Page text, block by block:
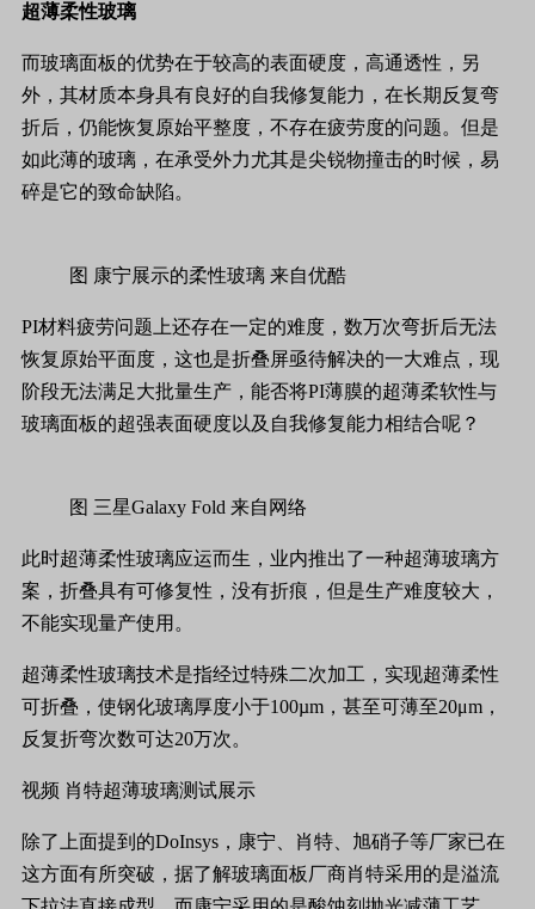
超薄柔性玻璃
而玻璃面板的优势在于较高的表面硬度，高通透性，另
外，其材质本身具有良好的自我修复能力，在长期反复弯
折后，仍能恢复原始平整度，不存在疲劳度的问题。但是
如此薄的玻璃，在承受外力尤其是尖锐物撞击的时候，易
碎是它的致命缺陷。
图 康宁展示的柔性玻璃 来自优酷
PI材料疲劳问题上还存在一定的难度，数万次弯折后无法
恢复原始平面度，这也是折叠屏亟待解决的一大难点，现
阶段无法满足大批量生产，能否将PI薄膜的超薄柔软性与
玻璃面板的超强表面硬度以及自我修复能力相结合呢？
图 三星Galaxy Fold 来自网络
此时超薄柔性玻璃应运而生，业内推出了一种超薄玻璃方
案，折叠具有可修复性，没有折痕，但是生产难度较大，
不能实现量产使用。
超薄柔性玻璃技术是指经过特殊二次加工，实现超薄柔性
可折叠，使钢化玻璃厚度小于100µm，甚至可薄至20μm，
反复折弯次数可达20万次。
视频 肖特超薄玻璃测试展示
除了上面提到的DoInsys，康宁、肖特、旭硝子等厂家已在
这方面有所突破，据了解玻璃面板厂商肖特采用的是溢流